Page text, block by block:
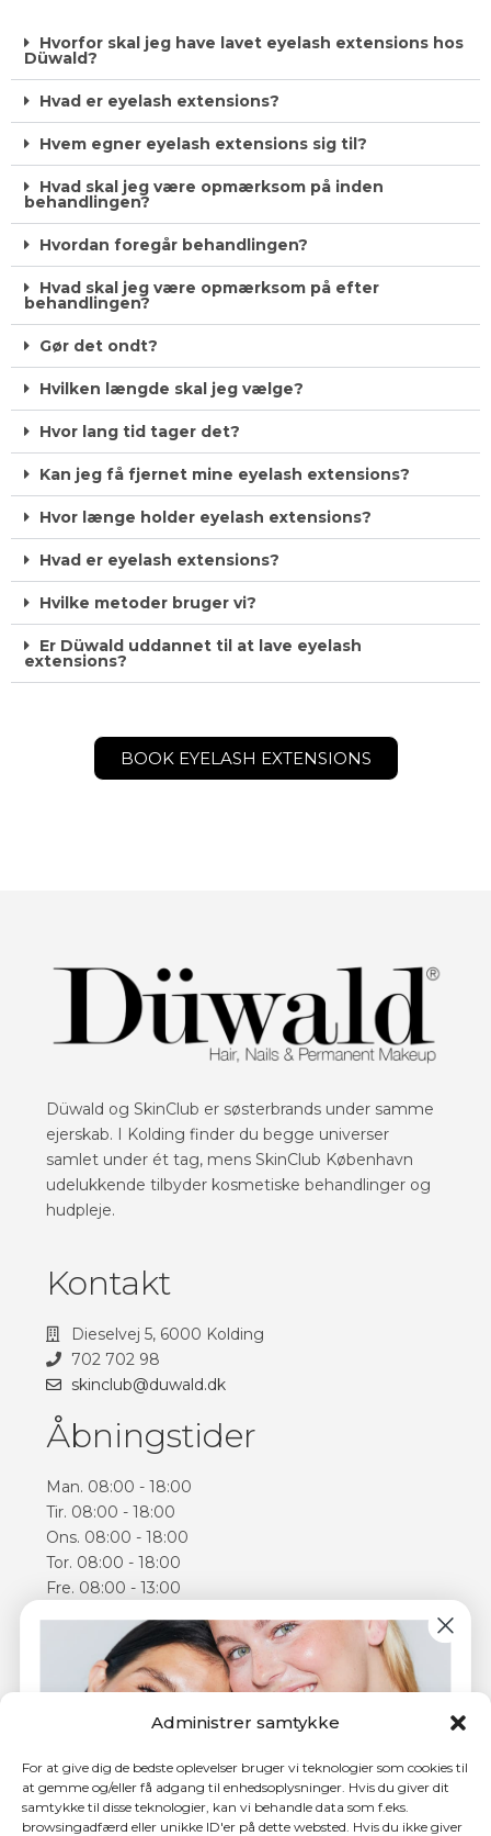
Administrer samtykke
For at give dig de bedste oplevelser bruger vi teknologier som cookies til
at gemme og/eller få adgang til enhedsoplysninger. Hvis du giver dit
samtykke til disse teknologier, kan vi behandle data som f.eks.
browsingadfærd eller unikke ID'er på dette websted. Hvis du ikke giver
Hvorfor skal jeg have lavet eyelash extensions hos
Düwald?
Hvad er eyelash extensions?
Hvem egner eyelash extensions sig til?
Hvad skal jeg være opmærksom på inden
behandlingen?
Hvordan foregår behandlingen?
Hvad skal jeg være opmærksom på efter
behandlingen?
Gør det ondt?
Hvilken længde skal jeg vælge?
Hvor lang tid tager det?
Kan jeg få fjernet mine eyelash extensions?
Hvor længe holder eyelash extensions?
Hvad er eyelash extensions?
Hvilke metoder bruger vi?
Er Düwald uddannet til at lave eyelash
extensions?
BOOK EYELASH EXTENSIONS
Düwald og SkinClub er søsterbrands under samme
ejerskab. I Kolding finder du begge universer
samlet under ét tag, mens SkinClub København
udelukkende tilbyder kosmetiske behandlinger og
hudpleje.
Kontakt
Dieselvej 5, 6000 Kolding
702 702 98
skinclub@duwald.dk
Åbningstider
Man. 08:00 - 18:00
Tir. 08:00 - 18:00
Ons. 08:00 - 18:00
Tor. 08:00 - 18:00
Fre. 08:00 - 13:00
Åbningstiderne kan varierer
Følg os
Instagram